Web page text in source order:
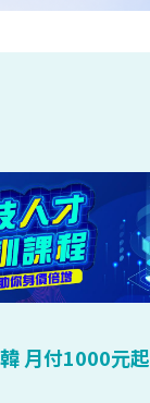
月付1000元起